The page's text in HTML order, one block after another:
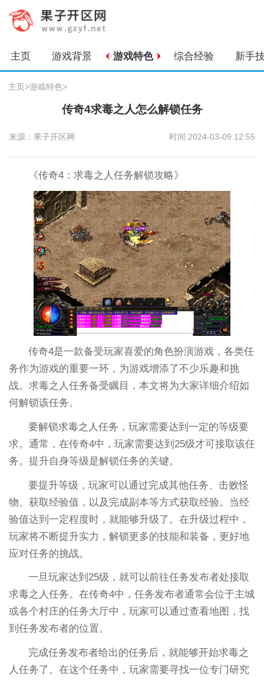
主页 游戏背景 游戏特色 综合经验 新手
主页>游戏特色>
传奇4求毒之人怎么解锁任务
来源：果子开区网 时间:2024-03-09 12:55
《传奇4：求毒之人任务解锁攻略》
传奇4是一款备受玩家喜爱的角色扮演游戏，各类任
务作为游戏的重要一环，为游戏增添了不少乐趣和挑
战。求毒之人任务备受瞩目，本文将为大家详细介绍如
何解锁该任务。
要解锁求毒之人任务，玩家需要达到一定的等级要
求。通常，在传奇4中，玩家需要达到25级才可接取该任
务。提升自身等级是解锁任务的关键。
要提升等级，玩家可以通过完成其他任务、击败怪
物、获取经验值，以及完成副本等方式获取经验。当经
验值达到一定程度时，就能够升级了。在升级过程中，
玩家将不断提升实力，解锁更多的技能和装备，更好地
应对任务的挑战。
一旦玩家达到25级，就可以前往任务发布者处接取
求毒之人任务。在传奇4中，任务发布者通常会位于主城
或各个村庄的任务大厅中，玩家可以通过查看地图，找
到任务发布者的位置。
完成任务发布者给出的任务后，就能够开始求毒之
人任务了。在这个任务中，玩家需要寻找一位专门研究